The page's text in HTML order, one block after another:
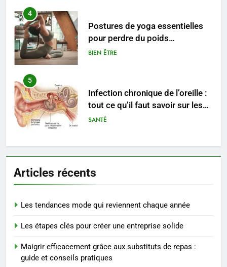
4
Postures de yoga essentielles
pour perdre du poids
rapidement et durable
BIEN ÊTRE
5
Infection chronique de l’oreille :
tout ce qu’il faut savoir sur les
saignements
SANTÉ
6
peau éclatante grâce à The
Ordinary
SANTÉ
Prévenir les chutes chez les
exercices
BIEN ÊTRE
Articles récents
Les tendances mode qui reviennent chaque année
Les étapes clés pour créer une entreprise solide
Maigrir efficacement grâce aux substituts de repas :
guide et conseils pratiques